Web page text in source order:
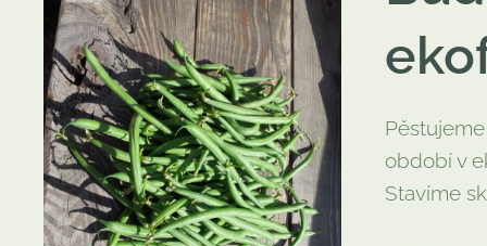
období v
Stavíme